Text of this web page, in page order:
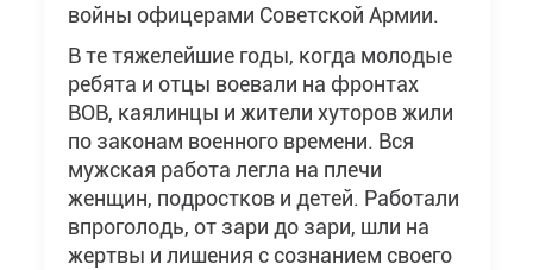
войны офицерами Советской Армии.
В те тяжелейшие годы, когда молодые
ребята и отцы воевали на фронтах
ВОВ, каялинцы и жители хуторов жили
по законам военного времени. Вся
мужская работа легла на плечи
женщин, подростков и детей. Работали
впроголодь, от зари до зари, шли на
жертвы и лишения с сознанием своего